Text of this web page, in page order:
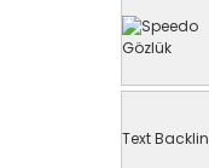
Text